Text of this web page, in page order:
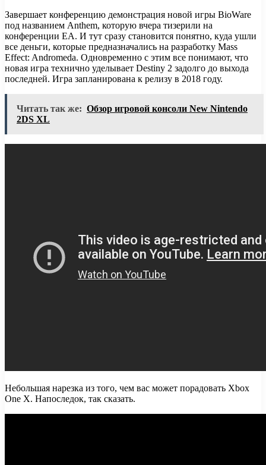
Завершает конференцию демонстрация новой игры BioWare
под названием Anthem, которую вчера тизерили на
конференции EA. И тут сразу становится понятно, куда ушли
все деньги, которые предназначались на разработку Mass
Effect: Andromeda. Одновременно с этим все понимают, что
новая игра технично уделывает Destiny 2 задолго до выхода
последней. Игра запланирована к релизу в 2018 году.
Читать так же: Обзор игровой консоли New Nintendo
2DS XL
Небольшая нарезка из того, чем вас может порадовать Xbox
One X. Напоследок, так сказать.